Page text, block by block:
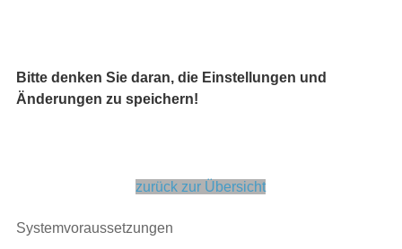
Bitte denken Sie daran, die Einstellungen und
Änderungen zu speichern!
zurück zur Übersicht
Systemvoraussetzungen